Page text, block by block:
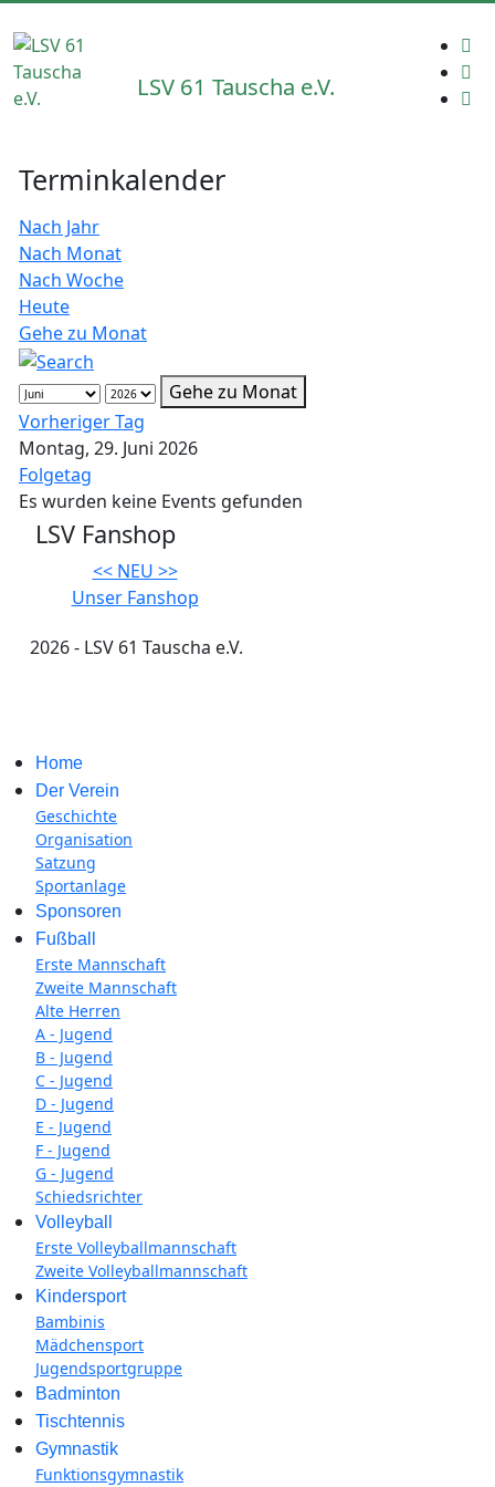
LSV 61 Tauscha e.V.
Terminkalender
Nach Jahr
Nach Monat
Nach Woche
Heute
Gehe zu Monat
Gehe zu Monat
Vorheriger Tag
Montag, 29. Juni 2026
Folgetag
Es wurden keine Events gefunden
LSV Fanshop
<< NEU >>
Unser Fanshop
2026 - LSV 61 Tauscha e.V.
Home
Der Verein
Geschichte
Organisation
Satzung
Sportanlage
Sponsoren
Fußball
Erste Mannschaft
Zweite Mannschaft
Alte Herren
A - Jugend
B - Jugend
C - Jugend
D - Jugend
E - Jugend
F - Jugend
G - Jugend
Schiedsrichter
Volleyball
Erste Volleyballmannschaft
Zweite Volleyballmannschaft
Kindersport
Bambinis
Mädchensport
Jugendsportgruppe
Badminton
Tischtennis
Gymnastik
Funktionsgymnastik